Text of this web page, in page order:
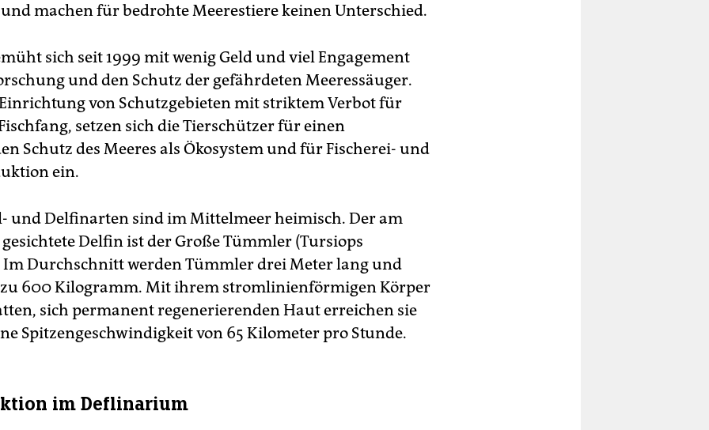
machen für bedrohte Meerestiere keinen Unterschied.
sich seit 1999 mit wenig Geld und viel Engagement
und den Schutz der gefährdeten Meeressäuger.
von Schutzgebieten mit striktem Verbot für
setzen sich die Tierschützer für einen
Schutz des Meeres als Ökosystem und für Fischerei- und
ein.
und Delfinarten sind im Mittelmeer heimisch. Der am
Delfin ist der Große Tümmler (Tursiops
Durchschnitt werden Tümmler drei Meter lang und
zu 600 Kilogramm. Mit ihrem stromlinienförmigen Körper
sich permanent regenerierenden Haut erreichen sie
Spitzengeschwindigkeit von 65 Kilometer pro Stunde.
im Deflinarium